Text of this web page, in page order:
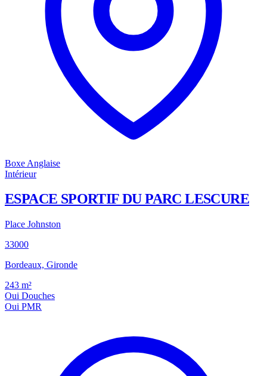
Boxe Anglaise
Intérieur
ESPACE SPORTIF DU PARC LESCURE
Place Johnston
33000
Bordeaux, Gironde
243 m²
Oui Douches
Oui PMR